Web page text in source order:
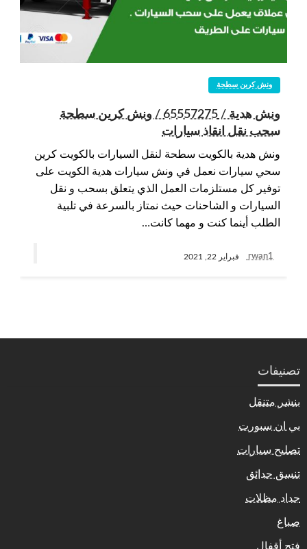
ونش كرين سطحة
ونش هدية / 65557275 / ونش كرين سطحة
سحب نقل انقاذ سيارات
ونش هدية بالكويت سطحة لنقل السيارات بالكويت كرين
سحي سيارات نعمل في ونش سيارات هدية الكويت على
توفير كل مستلزمات العمل الذي يتعلق بسحب و نقل
السيارات و الشاحنات حيث نمتاز بالسرعة في تلبية
الطلب أينما كنت و مهما كانت…
rwan1 فبراير 22, 2021
تصنيفات
بنشر متنقل
بي ان سبورت
تصليح سيارات
تنسق حدائق
حداد مظلات
صباغ
فتح أقفال